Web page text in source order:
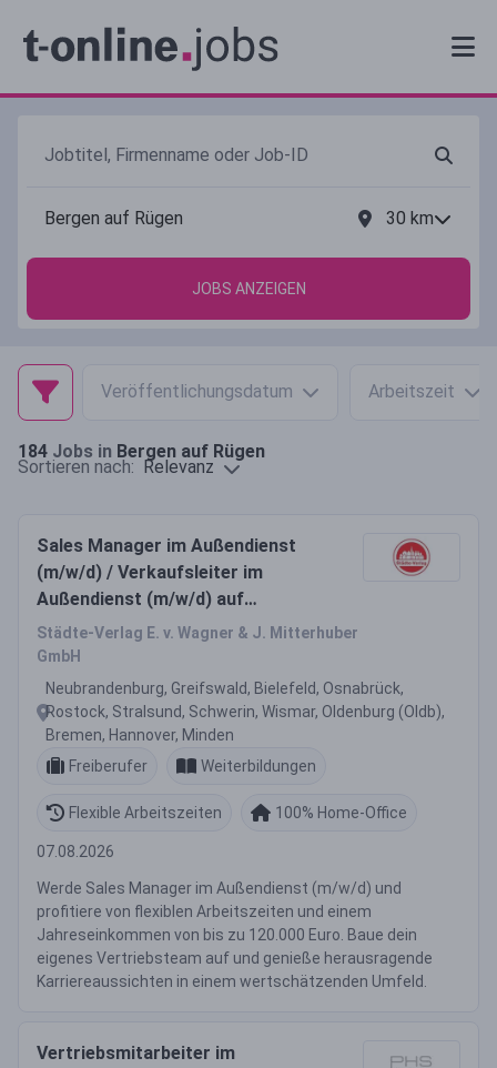
30 km
JOBS ANZEIGEN
Veröffentlichungsdatum Arbeitszeit
184 Jobs in Bergen auf Rügen
Sortieren nach: Relevanz
Sales Manager im Außendienst
(m/w/d) / Verkaufsleiter im
Außendienst (m/w/d) auf
selbstständiger Basis
Städte-Verlag E. v. Wagner & J. Mitterhuber
GmbH
Neubrandenburg, Greifswald, Bielefeld, Osnabrück,
Rostock, Stralsund, Schwerin, Wismar, Oldenburg (Oldb),
Bremen, Hannover, Minden
Freiberufer
Weiterbildungen
Flexible Arbeitszeiten 100% Home-Office
07.08.2026
Werde Sales Manager im Außendienst (m/w/d) und
profitiere von flexiblen Arbeitszeiten und einem
Jahreseinkommen von bis zu 120.000 Euro. Baue dein
eigenes Vertriebsteam auf und genieße herausragende
Karriereaussichten in einem wertschätzenden Umfeld.
Vertriebsmitarbeiter im